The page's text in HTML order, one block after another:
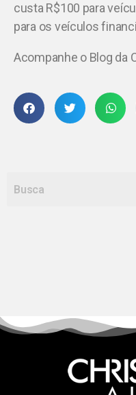
custa R$100 para
para os veículos
Acompanhe o Blog da